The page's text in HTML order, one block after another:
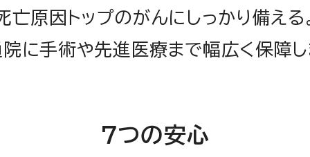
亡原因トップのがんにしっかり備える
院に手術や先進医療まで幅広く保障し
７つの安心